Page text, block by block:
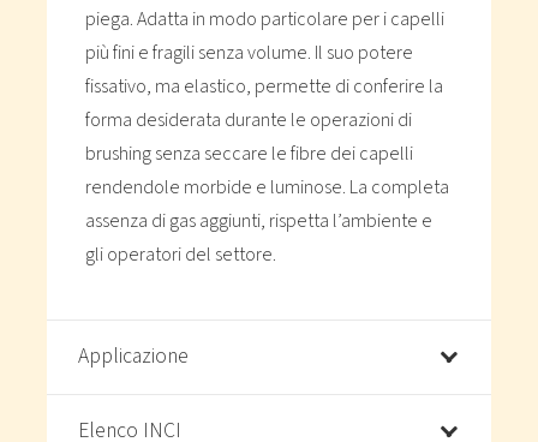
piega. Adatta in modo particolare per i capelli
più fini e fragili senza volume. Il suo potere
fissativo, ma elastico, permette di conferire la
forma desiderata durante le operazioni di
brushing senza seccare le fibre dei capelli
rendendole morbide e luminose. La completa
assenza di gas aggiunti, rispetta l’ambiente e
gli operatori del settore.
Applicazione
Elenco INCI